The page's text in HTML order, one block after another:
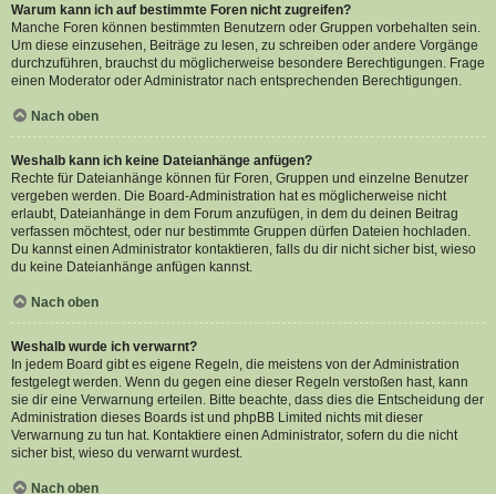
Warum kann ich auf bestimmte Foren nicht zugreifen?
Manche Foren können bestimmten Benutzern oder Gruppen vorbehalten sein.
Um diese einzusehen, Beiträge zu lesen, zu schreiben oder andere Vorgänge
durchzuführen, brauchst du möglicherweise besondere Berechtigungen. Frage
einen Moderator oder Administrator nach entsprechenden Berechtigungen.
Nach oben
Weshalb kann ich keine Dateianhänge anfügen?
Rechte für Dateianhänge können für Foren, Gruppen und einzelne Benutzer
vergeben werden. Die Board-Administration hat es möglicherweise nicht
erlaubt, Dateianhänge in dem Forum anzufügen, in dem du deinen Beitrag
verfassen möchtest, oder nur bestimmte Gruppen dürfen Dateien hochladen.
Du kannst einen Administrator kontaktieren, falls du dir nicht sicher bist, wieso
du keine Dateianhänge anfügen kannst.
Nach oben
Weshalb wurde ich verwarnt?
In jedem Board gibt es eigene Regeln, die meistens von der Administration
festgelegt werden. Wenn du gegen eine dieser Regeln verstoßen hast, kann
sie dir eine Verwarnung erteilen. Bitte beachte, dass dies die Entscheidung der
Administration dieses Boards ist und phpBB Limited nichts mit dieser
Verwarnung zu tun hat. Kontaktiere einen Administrator, sofern du die nicht
sicher bist, wieso du verwarnt wurdest.
Nach oben